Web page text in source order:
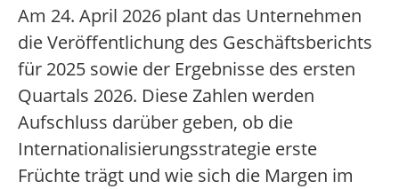
Am 24. April 2026 plant das Unternehmen
die Veröffentlichung des Geschäftsberichts
für 2025 sowie der Ergebnisse des ersten
Quartals 2026. Diese Zahlen werden
Aufschluss darüber geben, ob die
Internationalisierungsstrategie erste
Früchte trägt und wie sich die Margen im